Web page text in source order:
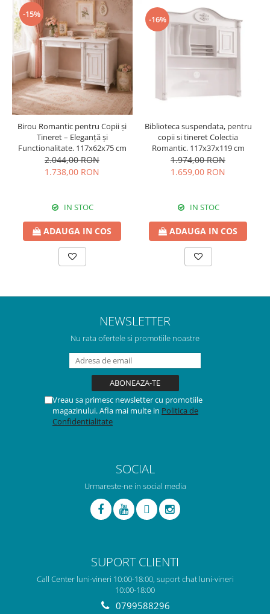
-15%
Birou Romantic pentru Copii și
Tineret – Eleganță și
Funcționalitate, 117x62x75 cm
2.044,00 RON
1.738,00 RON
IN STOC
ADAUGA IN COS
-16%
Biblioteca suspendata, pentru
copii si tineret Colectia
Romantic, 117x37x119 cm
1.974,00 RON
1.659,00 RON
IN STOC
ADAUGA IN COS
NEWSLETTER
Nu rata ofertele si promotiile noastre
Vreau sa primesc newsletter cu promotiile
magazinului. Afla mai multe in Politica de
Confidentialitate
SOCIAL
Urmareste-ne in social media
SUPORT CLIENTI
Call Center luni-vineri 10:00-18:00, suport chat luni-vineri
10:00-18:00
0799588296